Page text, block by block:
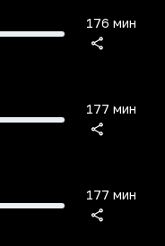
176 мин
177 мин
177 мин